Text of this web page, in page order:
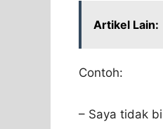
Artikel Lain:
Contoh:
– Saya tidak